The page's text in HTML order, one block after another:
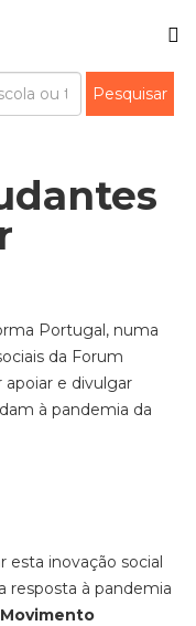
Portugal, numa
da Forum
e divulgar
à pandemia da
esta inovação social
resposta à pandemia